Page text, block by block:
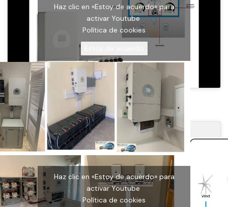
Haz clic en «Estoy de acuerdo» para
activar Youtube
Política de cookies
Funcionamiento de Generador
Haz clic en «Estoy de acuerdo» para
activar Youtube
Política de cookies